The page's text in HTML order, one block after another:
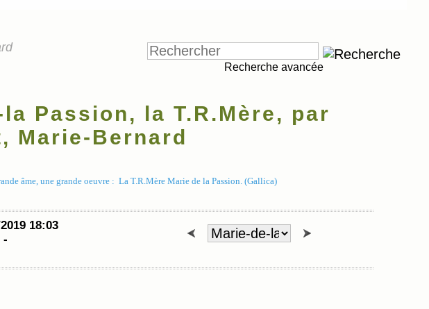
Recherche avancée
Passion, la T.R.Mère, par
Marie-Bernard
âme, une grande oeuvre : La T.R.Mère Marie de la Passion. (Gallica)
18:03
-